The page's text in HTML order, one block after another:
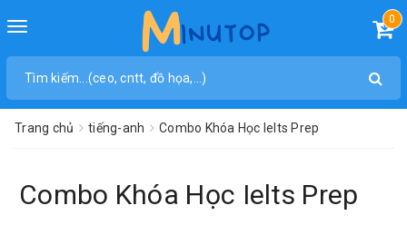
Toggle
0
Trang chủ tiếng-anh Combo Khóa Học Ielts Prep
Combo Khóa Học Ielts Prep